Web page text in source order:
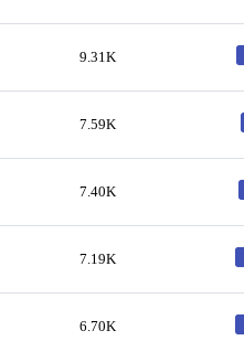
9.31K
7.59K
7.40K
7.19K
6.70K